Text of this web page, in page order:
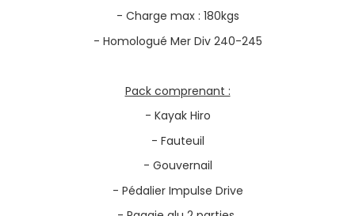
- Charge max : 180kgs
- Homologué Mer Div 240-245
Pack comprenant :
- Kayak Hiro
- Fauteuil
- Gouvernail
- Pédalier Impulse Drive